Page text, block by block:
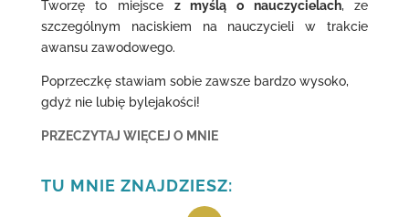
Tworzę to miejsce z myślą o nauczycielach, ze
szczególnym naciskiem na nauczycieli w trakcie
awansu zawodowego.
Poprzeczkę stawiam sobie zawsze bardzo wysoko,
gdyż nie lubię bylejakości!
PRZECZYTAJ WIĘCEJ O MNIE
TU MNIE ZNAJDZIESZ: